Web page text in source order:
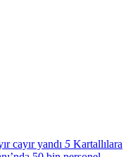
cayır yandı 5 Kartallılara